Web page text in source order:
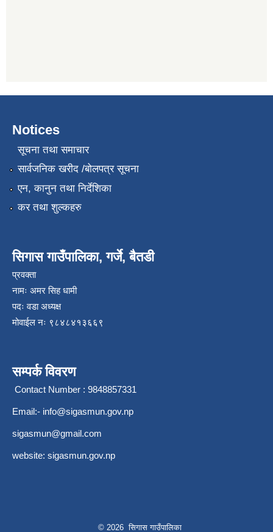
Notices
सूचना तथा समाचार
सार्वजनिक खरीद /बोलपत्र सूचना
एन, कानुन तथा निर्देशिका
कर तथा शुल्कहरु
सिगास गाउँपालिका, गर्जे, बैतडी
प्रवक्ता
नामः अमर सिह धामी
पदः वडा अध्यक्ष
मोवाईल न‌ः ९८४८४१३६६९
सम्पर्क विवरण
Contact Number : 9848857331
Email:- info@sigasmun.gov.np
sigasmun@gmail.com
website: sigasmun.gov.np
© 2026 सिगास गाउँपालिका